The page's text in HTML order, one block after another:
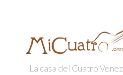
La casa del Cuatro